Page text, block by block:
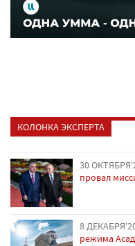
КОЛОНКА ЭКСПЕРТА
30
провал
8
режима